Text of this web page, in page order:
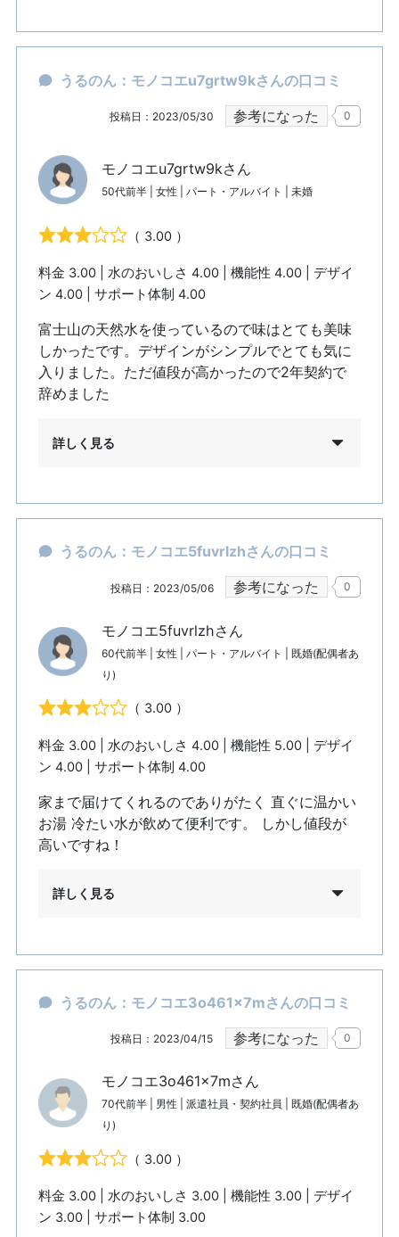
うるのん：モノコエu7grtw9kさんの口コミ
投稿日：2023/05/30 参考になった 0
モノコエu7grtw9kさん
50代前半 | 女性 | パート・アルバイト | 未婚
（ 3.00 ）
料金 3.00 | 水のおいしさ 4.00 | 機能性 4.00 | デザイ
ン 4.00 | サポート体制 4.00
富士山の天然水を使っているので味はとても美味
しかったです。デザインがシンプルでとても気に
入りました。ただ値段が高かったので2年契約で
辞めました
詳しく見る
うるのん：モノコエ5fuvrlzhさんの口コミ
投稿日：2023/05/06 参考になった 0
モノコエ5fuvrlzhさん
60代前半 | 女性 | パート・アルバイト | 既婚(配偶者あ
り)
（ 3.00 ）
料金 3.00 | 水のおいしさ 4.00 | 機能性 5.00 | デザイ
ン 4.00 | サポート体制 4.00
家まで届けてくれるのでありがたく 直ぐに温かい
お湯 冷たい水が飲めて便利です。 しかし値段が
高いですね！
詳しく見る
うるのん：モノコエ3o461x7mさんの口コミ
投稿日：2023/04/15 参考になった 0
モノコエ3o461x7mさん
70代前半 | 男性 | 派遣社員・契約社員 | 既婚(配偶者あ
り)
（ 3.00 ）
料金 3.00 | 水のおいしさ 3.00 | 機能性 3.00 | デザイ
ン 3.00 | サポート体制 3.00